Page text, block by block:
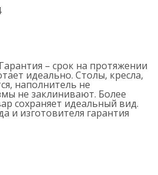
Гарантия – срок на протяжении
идеально. Столы, кресла,
наполнитель не
не заклинивают. Более
сохраняет идеальный вид.
и изготовителя гарантия